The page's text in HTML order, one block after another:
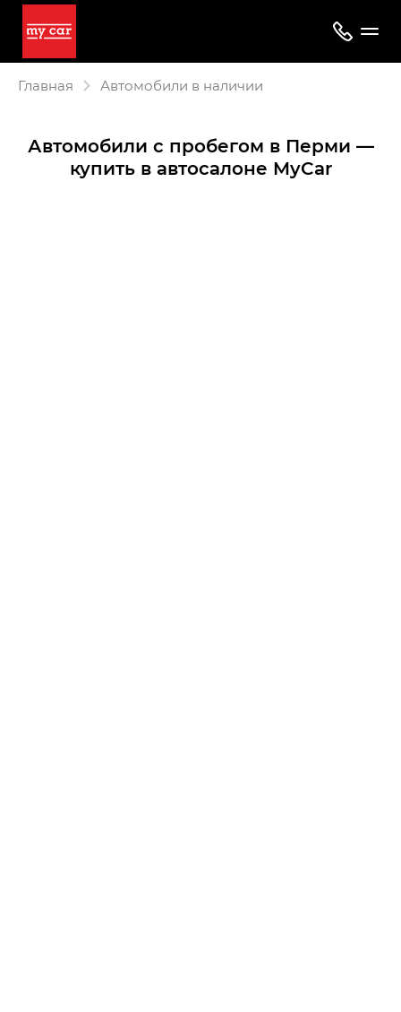
Главная Автомобили в наличии
Автомобили с пробегом в Перми —
купить в автосалоне MyCar